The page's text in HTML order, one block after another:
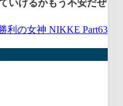
いけるかもう不安だぜ
利の女神 NIKKE Part63